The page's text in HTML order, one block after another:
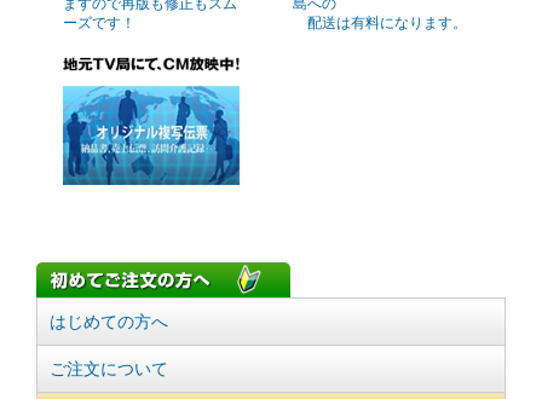
ーズです！
配送は有料になります。
はじめての方へ
ご注文について